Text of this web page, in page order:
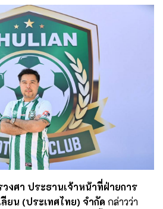
ศา ประธานเจ้าหน้าที่ฝ่ายการ
ยน (ประเทศไทย) จำกัด กล่าวว่า